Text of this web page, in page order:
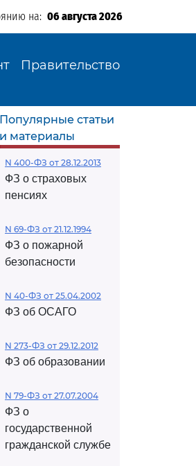
на: 06 августа 2026
Правительство
Популярные статьи
и материалы
N 400-ФЗ от 28.12.2013
ФЗ о страховых
пенсиях
N 69-ФЗ от 21.12.1994
ФЗ о пожарной
безопасности
N 40-ФЗ от 25.04.2002
ФЗ об ОСАГО
N 273-ФЗ от 29.12.2012
ФЗ об образовании
N 79-ФЗ от 27.07.2004
ФЗ о
государственной
гражданской службе